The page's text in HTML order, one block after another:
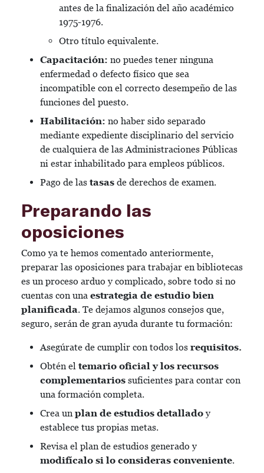
antes de la finalización del año académico
1975-1976.
Otro título equivalente.
Capacitación: no puedes tener ninguna
enfermedad o defecto físico que sea
incompatible con el correcto desempeño de las
funciones del puesto.
Habilitación: no haber sido separado
mediante expediente disciplinario del servicio
de cualquiera de las Administraciones Públicas
ni estar inhabilitado para empleos públicos.
Pago de las tasas de derechos de examen.
Preparando las
oposiciones
Como ya te hemos comentado anteriormente,
preparar las oposiciones para trabajar en bibliotecas
es un proceso arduo y complicado, sobre todo si no
cuentas con una estrategia de estudio bien
planificada. Te dejamos algunos consejos que,
seguro, serán de gran ayuda durante tu formación:
Asegúrate de cumplir con todos los requisitos.
Obtén el temario oficial y los recursos
complementarios suficientes para contar con
una formación completa.
Crea un plan de estudios detalladoy
establece tus propias metas.
Revisa el plan de estudios generado y
modifícalo si lo consideras conveniente.